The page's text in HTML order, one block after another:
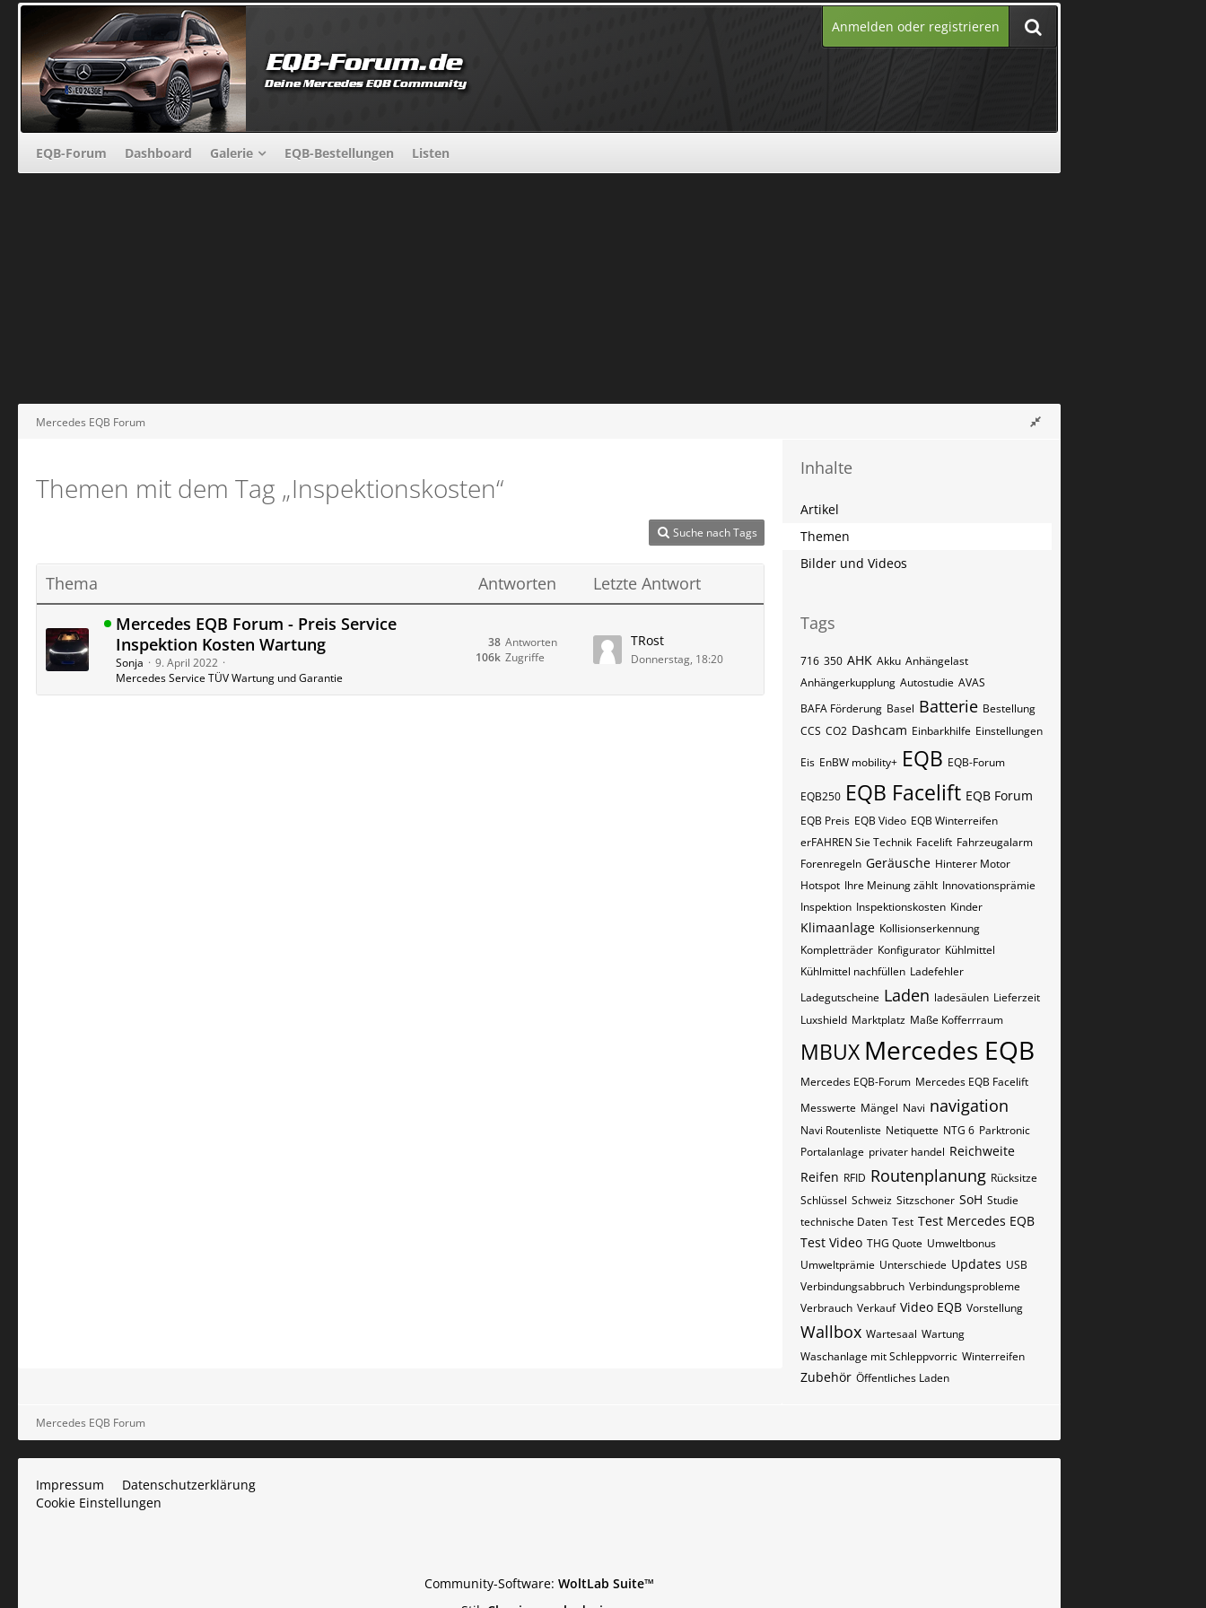
Anmelden oder registrieren
EQB-Forum Dashboard Galerie EQB-Bestellungen Listen
Mercedes EQB Forum
Themen mit dem Tag „Inspektionskosten“
Suche nach Tags
Thema Antworten
Letzte Antwort
Mercedes EQB Forum - Preis Service
Inspektion Kosten Wartung
Sonja
9. April 2022
Mercedes Service TÜV Wartung und Garantie
Antworten
38
Zugriffe
106k
TRost
Donnerstag, 18:20
Inhalte
Artikel
Themen
Bilder und Videos
Tags
716 350 AHK Akku Anhängelast
Anhängerkupplung Autostudie AVAS
BAFA Förderung Basel Batterie Bestellung
CCS CO2 Dashcam Einbarkhilfe Einstellungen
Eis EnBW mobility+ EQB EQB-Forum
EQB250 EQB Facelift EQB Forum
EQB Preis EQB Video EQB Winterreifen
erFAHREN Sie Technik Facelift Fahrzeugalarm
Forenregeln Geräusche Hinterer Motor
Hotspot Ihre Meinung zählt Innovationsprämie
Inspektion Inspektionskosten Kinder
Klimaanlage Kollisionserkennung
Kompletträder Konfigurator Kühlmittel
Kühlmittel nachfüllen Ladefehler
Ladegutscheine Laden ladesäulen Lieferzeit
Luxshield Marktplatz Maße Kofferrraum
MBUX Mercedes EQB
Mercedes EQB-Forum Mercedes EQB Facelift
Messwerte Mängel Navi navigation
Navi Routenliste Netiquette NTG 6 Parktronic
Portalanlage privater handel Reichweite
Reifen RFID Routenplanung Rücksitze
Schlüssel Schweiz Sitzschoner SoH Studie
technische Daten Test Test Mercedes EQB
Test Video THG Quote Umweltbonus
Umweltprämie Unterschiede Updates USB
Verbindungsabbruch Verbindungsprobleme
Verbrauch Verkauf Video EQB Vorstellung
Wallbox Wartesaal Wartung
Waschanlage mit Schleppvorric Winterreifen
Zubehör Öffentliches Laden
Mercedes EQB Forum
Impressum
Datenschutzerklärung
Cookie Einstellungen
Community-Software: WoltLab Suite™